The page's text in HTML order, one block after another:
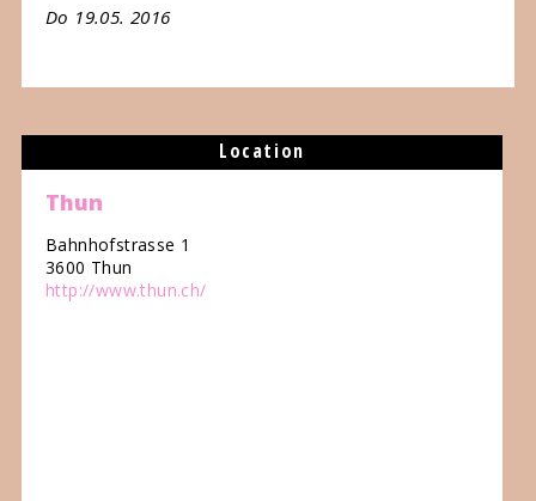
Do 19.05. 2016
Location
Thun
Bahnhofstrasse 1
3600 Thun
http://www.thun.ch/